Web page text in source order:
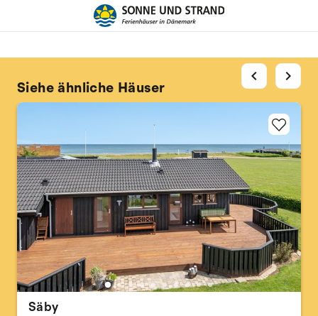
Siehe ähnliche Häuser
Säby
chevron_left chevron_right